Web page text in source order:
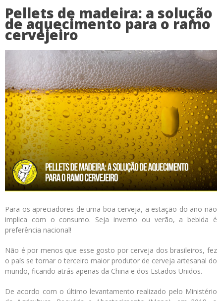
Pellets de madeira: a solução
de aquecimento para o ramo
cervejeiro
Para os apreciadores de uma boa cerveja, a estação do ano não
implica com o consumo. Seja inverno ou verão, a bebida é
preferência nacional!
Não é por menos que esse gosto por cerveja dos brasileiros, fez
o país se tornar o terceiro maior produtor de cerveja artesanal do
mundo, ficando atrás apenas da China e dos Estados Unidos.
De acordo com o último levantamento realizado pelo Ministério
Indicações de uso
Logística
Atendimento
Blog
Denúncias
Relatório Transparência